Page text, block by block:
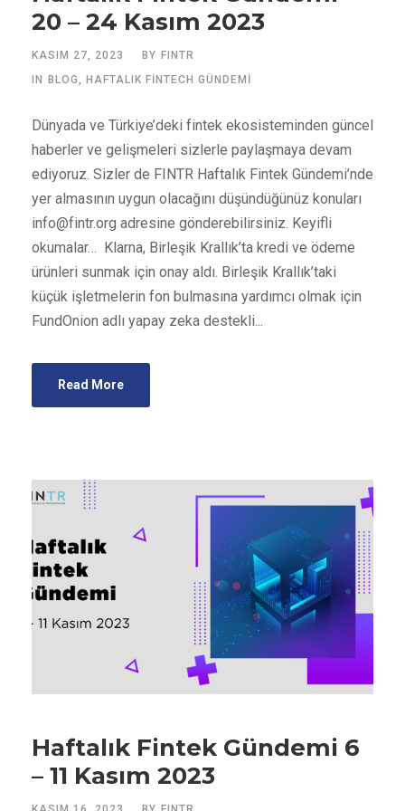
20 – 24 Kasım 2023
KASIM 27, 2023 BY FINTR
IN BLOG HAFTALIK FINTECH GÜNDEMI
Dünyada ve Türkiye’deki fintek ekosisteminden güncel
haberler ve gelişmeleri sizlerle paylaşmaya devam
ediyoruz. Sizler de FINTR Haftalık Fintek Gündemi’nde
yer almasının uygun olacağını düşündüğünüz konuları
info@fintr.org adresine gönderebilirsiniz. Keyifli
okumalar… Klarna, Birleşik Krallık’ta kredi ve ödeme
ürünleri sunmak için onay aldı. Birleşik Krallık’taki
küçük işletmelerin fon bulmasına yardımcı olmak için
FundOnion adlı yapay zeka destekli...
Read More
Haftalık Fintek Gündemi 6
– 11 Kasım 2023